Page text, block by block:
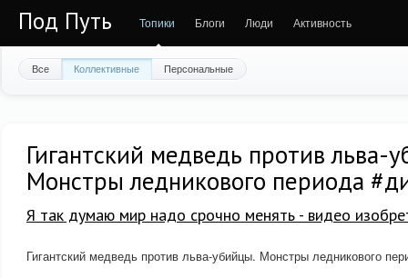
Под Путь Топики Блоги Люди Активность
Все Коллективные Персональные
Гигантский медведь против льва-
Монстры ледникового периода
Я так думаю мир надо срочно менять - видео
Гигантский медведь против льва-убийцы. Монстры ледникового